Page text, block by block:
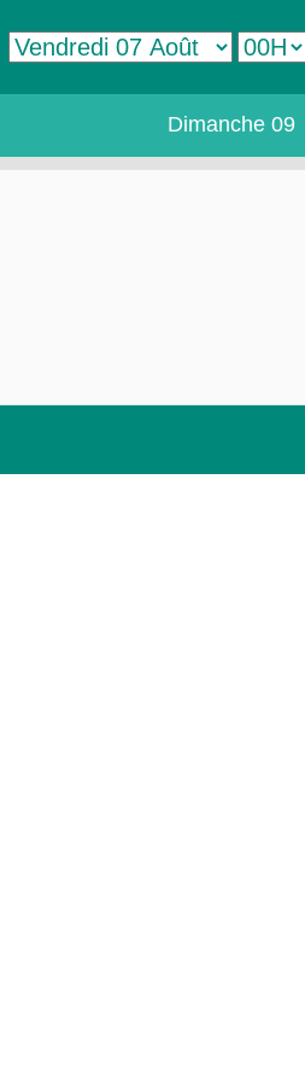
Dimanche 09